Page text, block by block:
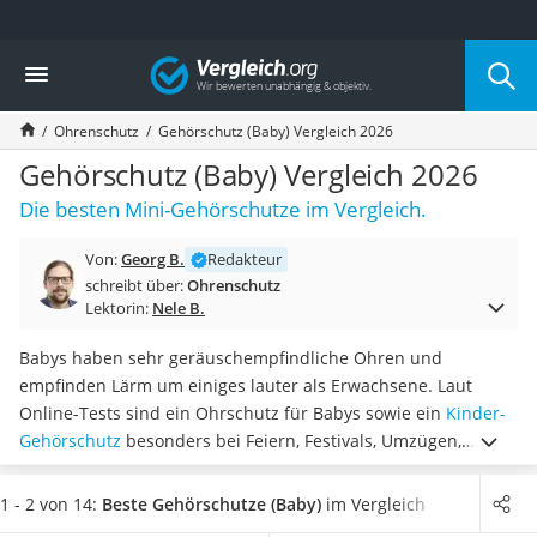
Die beliebtesten Vergleiche nach Kategorie
Baumarkt
Tresor feuerfest
Makita-Akku-Rasenmäher
Kappsäge
Smartes Türschloss
Akku-Rasentrimmer
Feuchtigkeitsmessgerät
Split-Klimaanlage 2 Innengeräte
Pelletofen
Tiefbrunnenpumpe
Fliesenschneider
Hochdruckreiniger
Doppelschleifer
Überwachungskamera
Benzinrasenmäher mit Elektrostart
Vergleich
Ohrenschutz Gehörschutz (Baby) Vergleich 2026
Gehörschutz (Baby) Vergleich 2026
Die besten Mini-Gehörschutze im Vergleich.
Von:Georg B.
Redakteur
schreibt über:Ohrenschutz
Lektorin: Nele B.
Babys haben sehr geräuschempfindliche Ohren und
empfinden Lärm um einiges lauter als Erwachsene. Laut
Online-Tests sind ein Ohrschutz für Babys sowie ein Kinder-
Gehörschutz besonders bei Feiern, Festivals, Umzügen,
Feuerwerken, Sportereignissen, Konzerten oder bei anderen
lauten Veranstaltungen empfehlenswert , um das
1 - 2 von 14: Beste Gehörschutze (Baby) im Vergleich